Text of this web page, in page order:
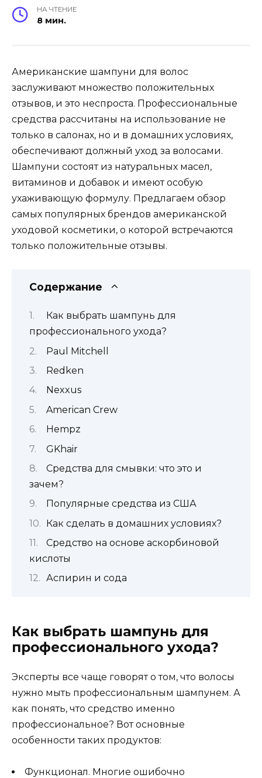
НА ЧТЕНИЕ
8 мин.
Американские шампуни для волос
заслуживают множество положительных
отзывов, и это неспроста. Профессиональные
средства рассчитаны на использование не
только в салонах, но и в домашних условиях,
обеспечивают должный уход за волосами.
Шампуни состоят из натуральных масел,
витаминов и добавок и имеют особую
ухаживающую формулу. Предлагаем обзор
самых популярных брендов американской
уходовой косметики, о которой встречаются
только положительные отзывы.
Содержание
Как выбрать шампунь для
профессионального ухода?
Paul Mitchell
Redken
Nexxus
American Crew
Hempz
GKhair
Средства для смывки: что это и
зачем?
Популярные средства из США
Как сделать в домашних условиях?
Средство на основе аскорбиновой
кислоты
Аспирин и сода
Как выбрать шампунь для
профессионального ухода?
Эксперты все чаще говорят о том, что волосы
нужно мыть профессиональным шампунем. А
как понять, что средство именно
профессиональное? Вот основные
особенности таких продуктов:
Функционал. Многие ошибочно